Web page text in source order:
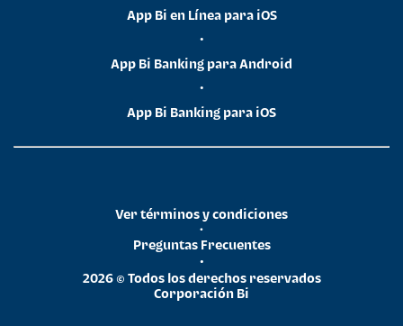
App Bi en Línea para iOS
•
App Bi Banking para Android
•
App Bi Banking para iOS
2026 © Todos los derechos reservados
Corporación Bi
•
Preguntas Frecuentes
•
Ver términos y condiciones